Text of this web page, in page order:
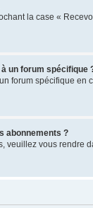
la case «
un forum spécifique
forum spécifique en
abonnements ?
veuillez vous rendre